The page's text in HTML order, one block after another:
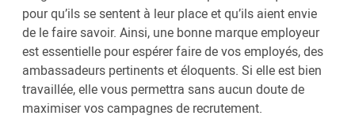
pour qu’ils se sentent à leur place et qu’ils aient envie
de le faire savoir. Ainsi, une bonne marque employeur
est essentielle pour espérer faire de vos employés, des
ambassadeurs pertinents et éloquents. Si elle est bien
travaillée, elle vous permettra sans aucun doute de
maximiser vos campagnes de recrutement.